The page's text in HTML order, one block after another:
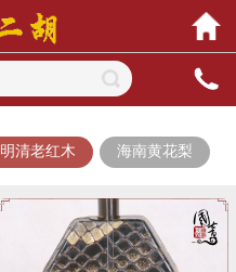
明清老红木 海南黄花梨